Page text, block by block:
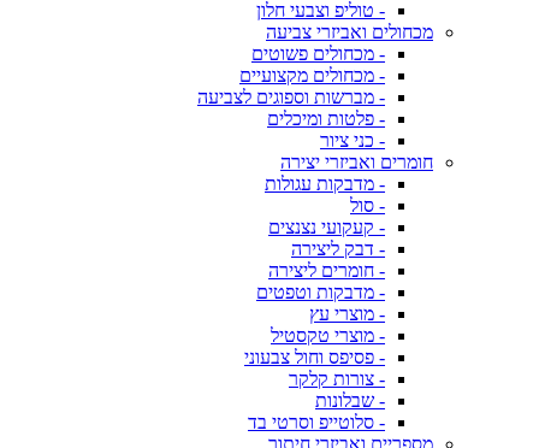
- טוליפ וצבעי חלון
מכחולים ואביזרי צביעה
- מכחולים פשוטים
- מכחולים מקצועיים
- מברשות וספוגים לצביעה
- פלטות ומיכלים
- כני ציור
חומרים ואביזרי יצירה
- מדבקות עגולות
- סול
- קעקועי נצנצים
- דבק ליצירה
- חומרים ליצירה
- מדבקות וטפטים
- מוצרי עץ
- מוצרי טקסטיל
- פסיפס וחול צבעוני
- צורות קלקר
- שבלונות
- סלוטייפ וסרטי בד
מספריים ואביזרי חיתוך